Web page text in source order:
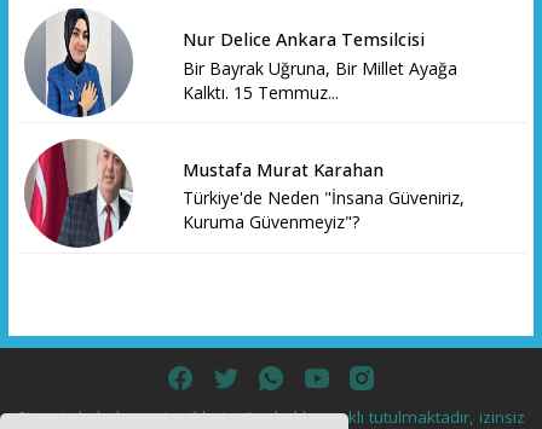
Nur Delice Ankara Temsilcisi
Bir Bayrak Uğruna, Bir Millet Ayağa
Kalktı. 15 Temmuz...
Mustafa Murat Karahan
Türkiye'de Neden "İnsana Güveniriz,
Kuruma Güvenmeyiz"?
Sitemizde bulunan içeriklerin tüm hakları saklı tutulmaktadır, izinsiz